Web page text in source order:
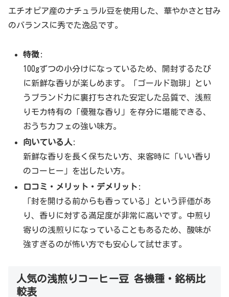
エチオピア産のナチュラル豆を使用した、華やかさと甘み
のバランスに秀でた逸品です。
特徴:
100gずつの小分けになっているため、開封するたび
に新鮮な香りが楽しめます。「ゴールド珈琲」とい
うブランド力に裏打ちされた安定した品質で、浅煎
りモカ特有の「優雅な香り」を存分に堪能できる、
おうちカフェの強い味方。
向いている人 :
新鮮な香りを長く保ちたい方、来客時に「いい香り
のコーヒー」を出したい方。
口コミ・メリット・デメリット :
「封を開ける前からも香っている」という評価があ
り、香りに対する満足度が非常に高いです。中煎り
寄りの浅煎りになっていることもあるため、酸味が
強すぎるのが怖い方でも安心して試せます。
人気の浅煎りコーヒー豆 各機種・銘柄比
較表